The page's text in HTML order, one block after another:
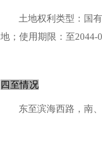
土地权利类型：国
地；使用期限：至2044-
四至情况
东至滨海西路，南